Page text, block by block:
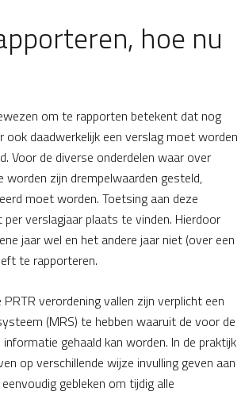
hoe nu
om te rapporten betekent dat nog
ook daadwerkelijk een verslag moet worden
Voor de diverse onderdelen waar over
worden zijn drempelwaarden gesteld,
moet worden. Toetsing aan deze
verslagjaar plaats te vinden. Hierdoor
jaar wel en het andere jaar niet (over een
te rapporteren.
verordening vallen zijn verplicht een
(MRS) te hebben waaruit de voor de
gehaald kan worden. In de praktijk
op verschillende wijze invulling geven aan
gebleken om tijdig alle